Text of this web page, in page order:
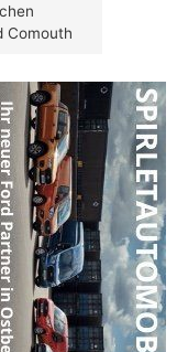
Comouth